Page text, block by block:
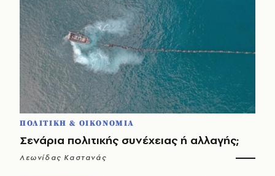
ΠΟΛΙΤΙΚΗ & ΟΙΚΟΝΟΜΙΑ
Σενάρια πολιτικής συνέχειας ή αλλαγής;
Λεωνίδας Καστανάς